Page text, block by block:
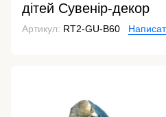
дітей Сувенір-декор
Артикул: RT2-GU-B60